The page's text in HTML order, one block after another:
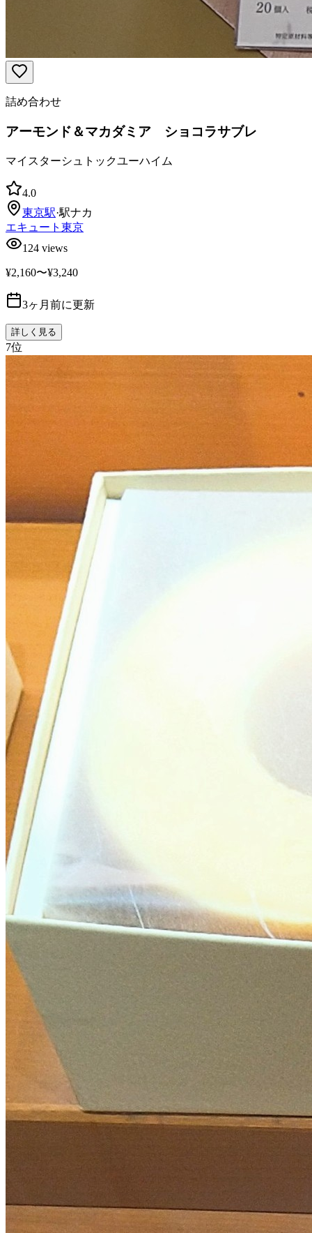
詰め合わせ
アーモンド＆マカダミア ショコラサブレ
マイスターシュトックユーハイム
4.0
東京駅·駅ナカ
エキュート東京
124 views
¥2,160〜¥3,240
3ヶ月前に更新
詳しく見る
7位